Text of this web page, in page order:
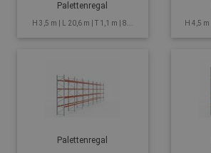
Palettenregal
H 3,5 m | L 20,6 m | T 1,1 m | 8... H 4,5 m
Palettenregal